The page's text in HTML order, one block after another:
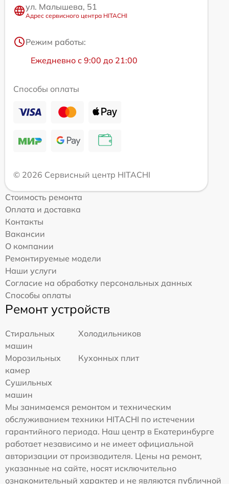
ул. Малышева, 51
Адрес сервисного центра HITACHI
Режим работы:
Ежедневно с 9:00 до 21:00
Способы оплаты
© 2026 Сервисный центр HITACHI
Стоимость ремонта
Оплата и доставка
Контакты
Вакансии
О компании
Ремонтируемые модели
Наши услуги
Согласие на обработку персональных данных
Способы оплаты
Ремонт устройств
Стиральных
машин
Холодильников
Морозильных
камер
Кухонных плит
Сушильных
машин
Мы занимаемся ремонтом и техническим
обслуживанием техники HITACHI по истечении
гарантийного периода. Наш центр в Екатеринбурге
работает независимо и не имеет официальной
авторизации от производителя. Цены на ремонт,
указанные на сайте, носят исключительно
ознакомительный характер и не являются публичной